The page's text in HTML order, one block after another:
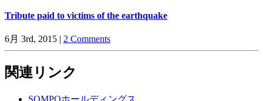
Tribute paid to victims of the earthquake
6月 3rd, 2015 | 2 Comments
関連リンク